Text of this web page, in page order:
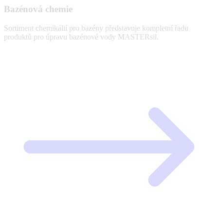
Bazénová chemie
Sortiment chemikálií pro bazény představuje kompletní řadu
produktů pro úpravu bazénové vody MASTERsil.